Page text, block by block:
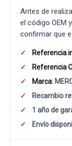
Antes de
el código OEM
confirmar que
Referencia
Referencia
Marca:
Recambio
1 año de
Envío